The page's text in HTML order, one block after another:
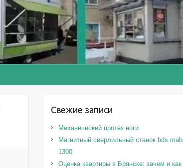
Свежие записи
Механический протез ноги
Магнитный сверлильный станок bds mab
1300
Оценка квартиры в Брянске: зачем и как